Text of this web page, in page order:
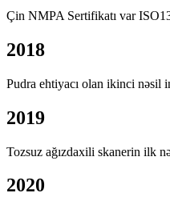
Çin NMPA Sertifikatı var
2018
Pudra ehtiyacı olan ikinci nəsil
2019
Tozsuz ağızdaxili skanerin ilk
2020